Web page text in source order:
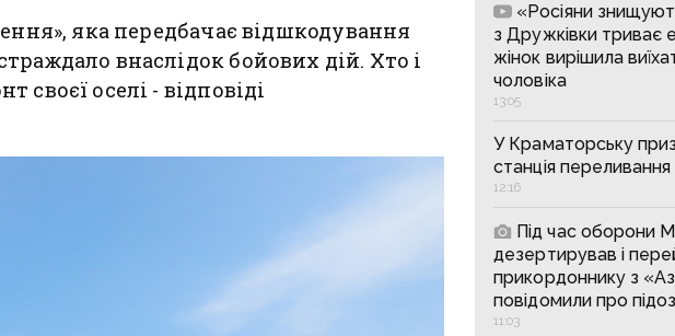
яка передбачає відшкодування
внаслідок бойових дій. Хто і
оселі - відповіді
«Росіяни
з Дружківки триває
жінок вирішила
чоловіка
13:05
У Краматорську
станція переливання
12:16
Під час оборони
дезертирував і
прикордоннику з
повідомили про
11:03